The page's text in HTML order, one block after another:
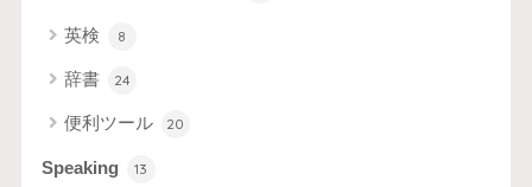
英検 8
辞書 24
便利ツール 20
Speaking 13